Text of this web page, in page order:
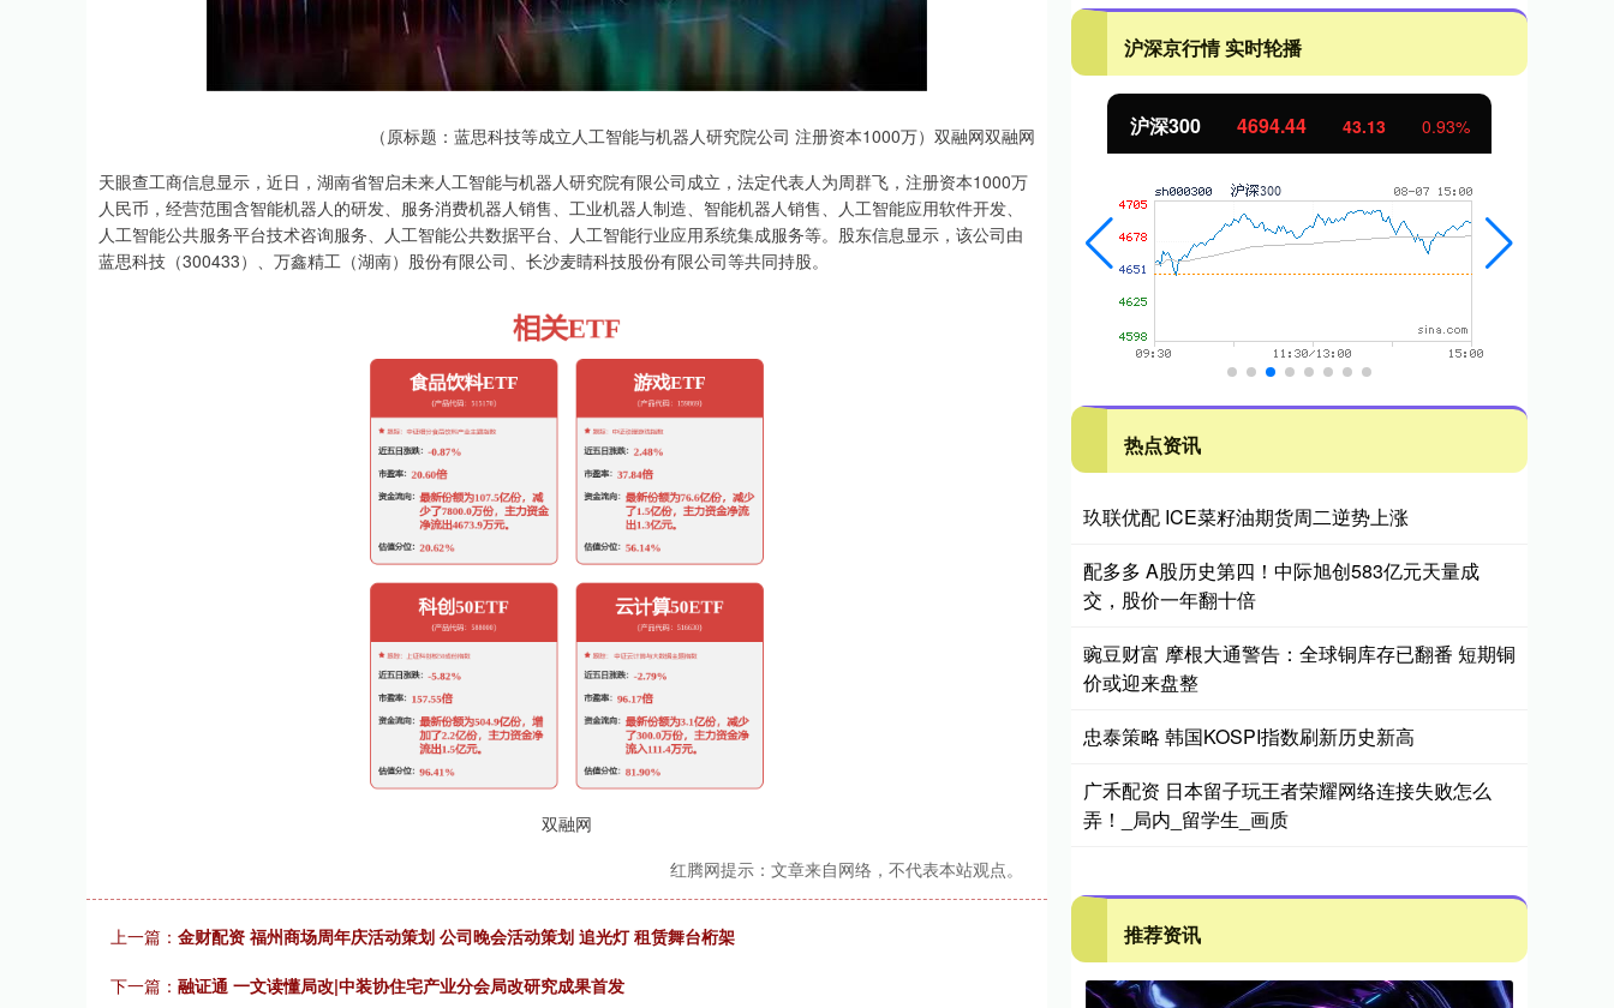
（原标题：蓝思科技等成立人工智能与机器人研究院公司 注册资本1000万）双融网双融网
天眼查工商信息显示，近日，湖南省智启未来人工智能与机器人研究院有限公司成立，法定代表人为周群飞，注册资本1000万
人民币，经营范围含智能机器人的研发、服务消费机器人销售、工业机器人制造、智能机器人销售、人工智能应用软件开发、
人工智能公共服务平台技术咨询服务、人工智能公共数据平台、人工智能行业应用系统集成服务等。股东信息显示，该公司由
蓝思科技（300433）、万鑫精工（湖南）股份有限公司、长沙麦睛科技股份有限公司等共同持股。
双融网
红腾网提示：文章来自网络，不代表本站观点。
上一篇： 金财配资 福州商场周年庆活动策划 公司晚会活动策划 追光灯 租赁舞台桁架
下一篇： 融证通 一文读懂局改|中装协住宅产业分会局改研究成果首发
沪深京行情 实时轮播
14311.01 200.89 1.42% 沪深300 4694.44 43.13 0.93% 北证50 1134.24 11.37 1.01%
热点资讯
玖联优配 ICE菜籽油期货周二逆势上涨
配多多 A股历史第四！中际旭创583亿元天量成
交，股价一年翻十倍
豌豆财富 摩根大通警告：全球铜库存已翻番 短期铜
价或迎来盘整
忠泰策略 韩国KOSPI指数刷新历史新高
广禾配资 日本留子玩王者荣耀网络连接失败怎么
弄！_局内_留学生_画质
推荐资讯